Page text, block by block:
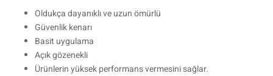
Oldukça dayanıklı ve uzun ömürlü
Güvenlik kenarı
Basit uygulama
Açık gözenekli
Ürünlerin yüksek performans vermesini sağlar.